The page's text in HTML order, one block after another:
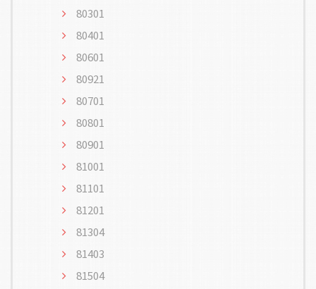
80301
80401
80601
80921
80701
80801
80901
81001
81101
81201
81304
81403
81504